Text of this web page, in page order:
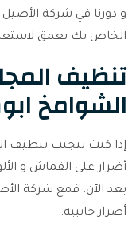
و دورنا في شركة
الخاص بك بعمق
تنظيف
الشوامخ
إذا كنت تتجنب تنظيف
أضرار على القماش و
بعد الآن، فمع شركة
أضرار جانبية.